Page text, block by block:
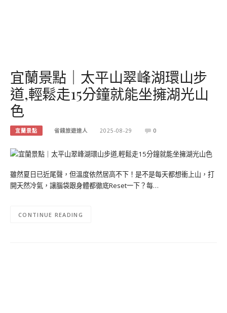
宜蘭景點｜太平山翠峰湖環山步
道,輕鬆走15分鐘就能坐擁湖光山
色
宜蘭景點 省錢旅遊達人 2025-08-29 0
雖然夏日已近尾聲，但溫度依然居高不下！是不是每天都想衝上山，打
開天然冷氣，讓腦袋跟身體都徹底Reset一下？每…
CONTINUE READING